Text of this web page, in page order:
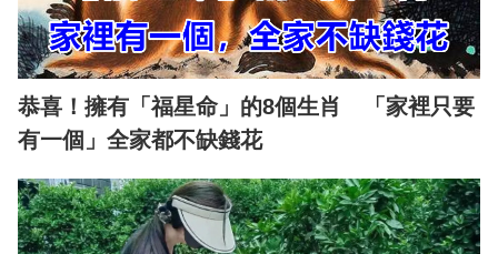
恭喜！擁有「福星命」的8個生肖 「家裡只要
有一個」全家都不缺錢花